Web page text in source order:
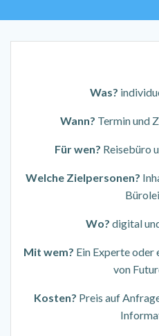
Was?
Wann? Termin und
Für wen? Reisebüro
Welche Zielpersonen?
Wo? digital
Mit wem? Ein Experte oder
von
Kosten? Preis auf